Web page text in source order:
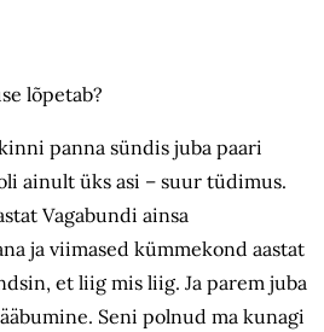
lõpetab?
panna sündis juba paari
ainult üks asi – suur tüdimus.
Vagabundi ainsa
ja viimased kümmekond aastat
et liig mis liig. Ja parem juba
Seni polnud ma kunagi